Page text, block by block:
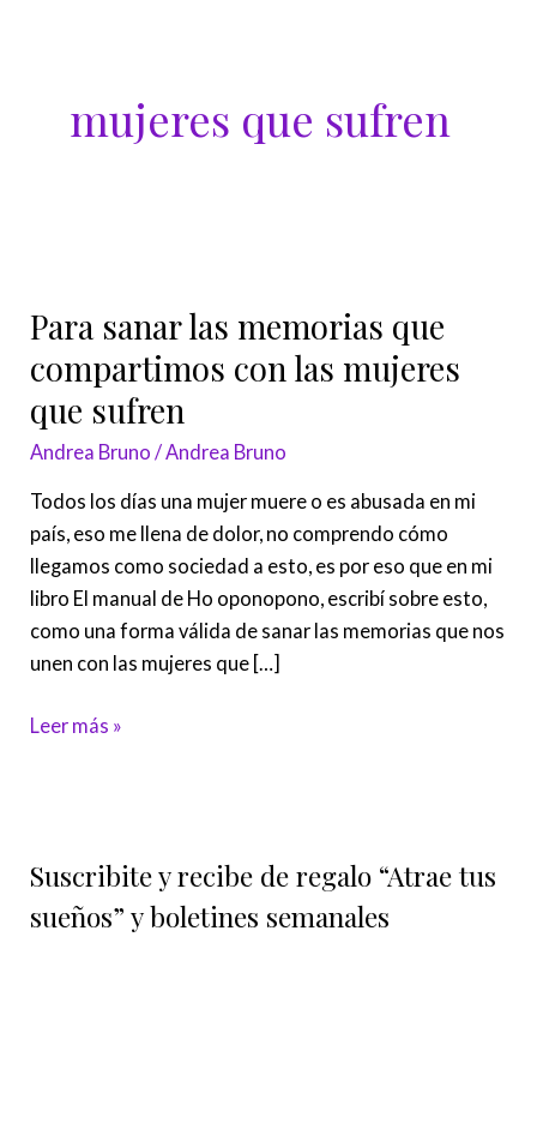
mujeres que sufren
Para sanar las memorias que
compartimos con las mujeres
que sufren
Andrea Bruno / Andrea Bruno
Todos los días una mujer muere o es abusada en mi
país, eso me llena de dolor, no comprendo cómo
llegamos como sociedad a esto, es por eso que en mi
libro El manual de Ho oponopono, escribí sobre esto,
como una forma válida de sanar las memorias que nos
unen con las mujeres que […]
las
que
compartimos
con
que
sufren
Leer más »
Suscribite y recibe de regalo “Atrae tus
sueños” y boletines semanales